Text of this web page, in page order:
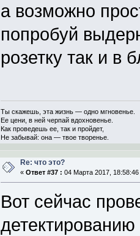
а возможно
попробуй
розетку так и в
Ты скажешь, эта жизнь — одно мгновенье.
Ее цени, в ней черпай вдохновенье.
Как проведешь ее, так и пройдет,
Не забывай: она — твое творенье.
Re: что это?
« Ответ #37 : 04 Марта 2017, 18:58:46
Вот сейчас
детектированию